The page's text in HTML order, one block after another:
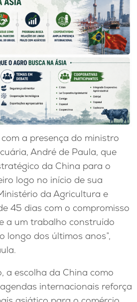
a presença do ministro
André de Paula, que
da China para o
logo no início de sua
da Agricultura e
45 dias com o compromisso
a um trabalho construído
longo dos últimos anos”,
a escolha da China como
internacionais reforça